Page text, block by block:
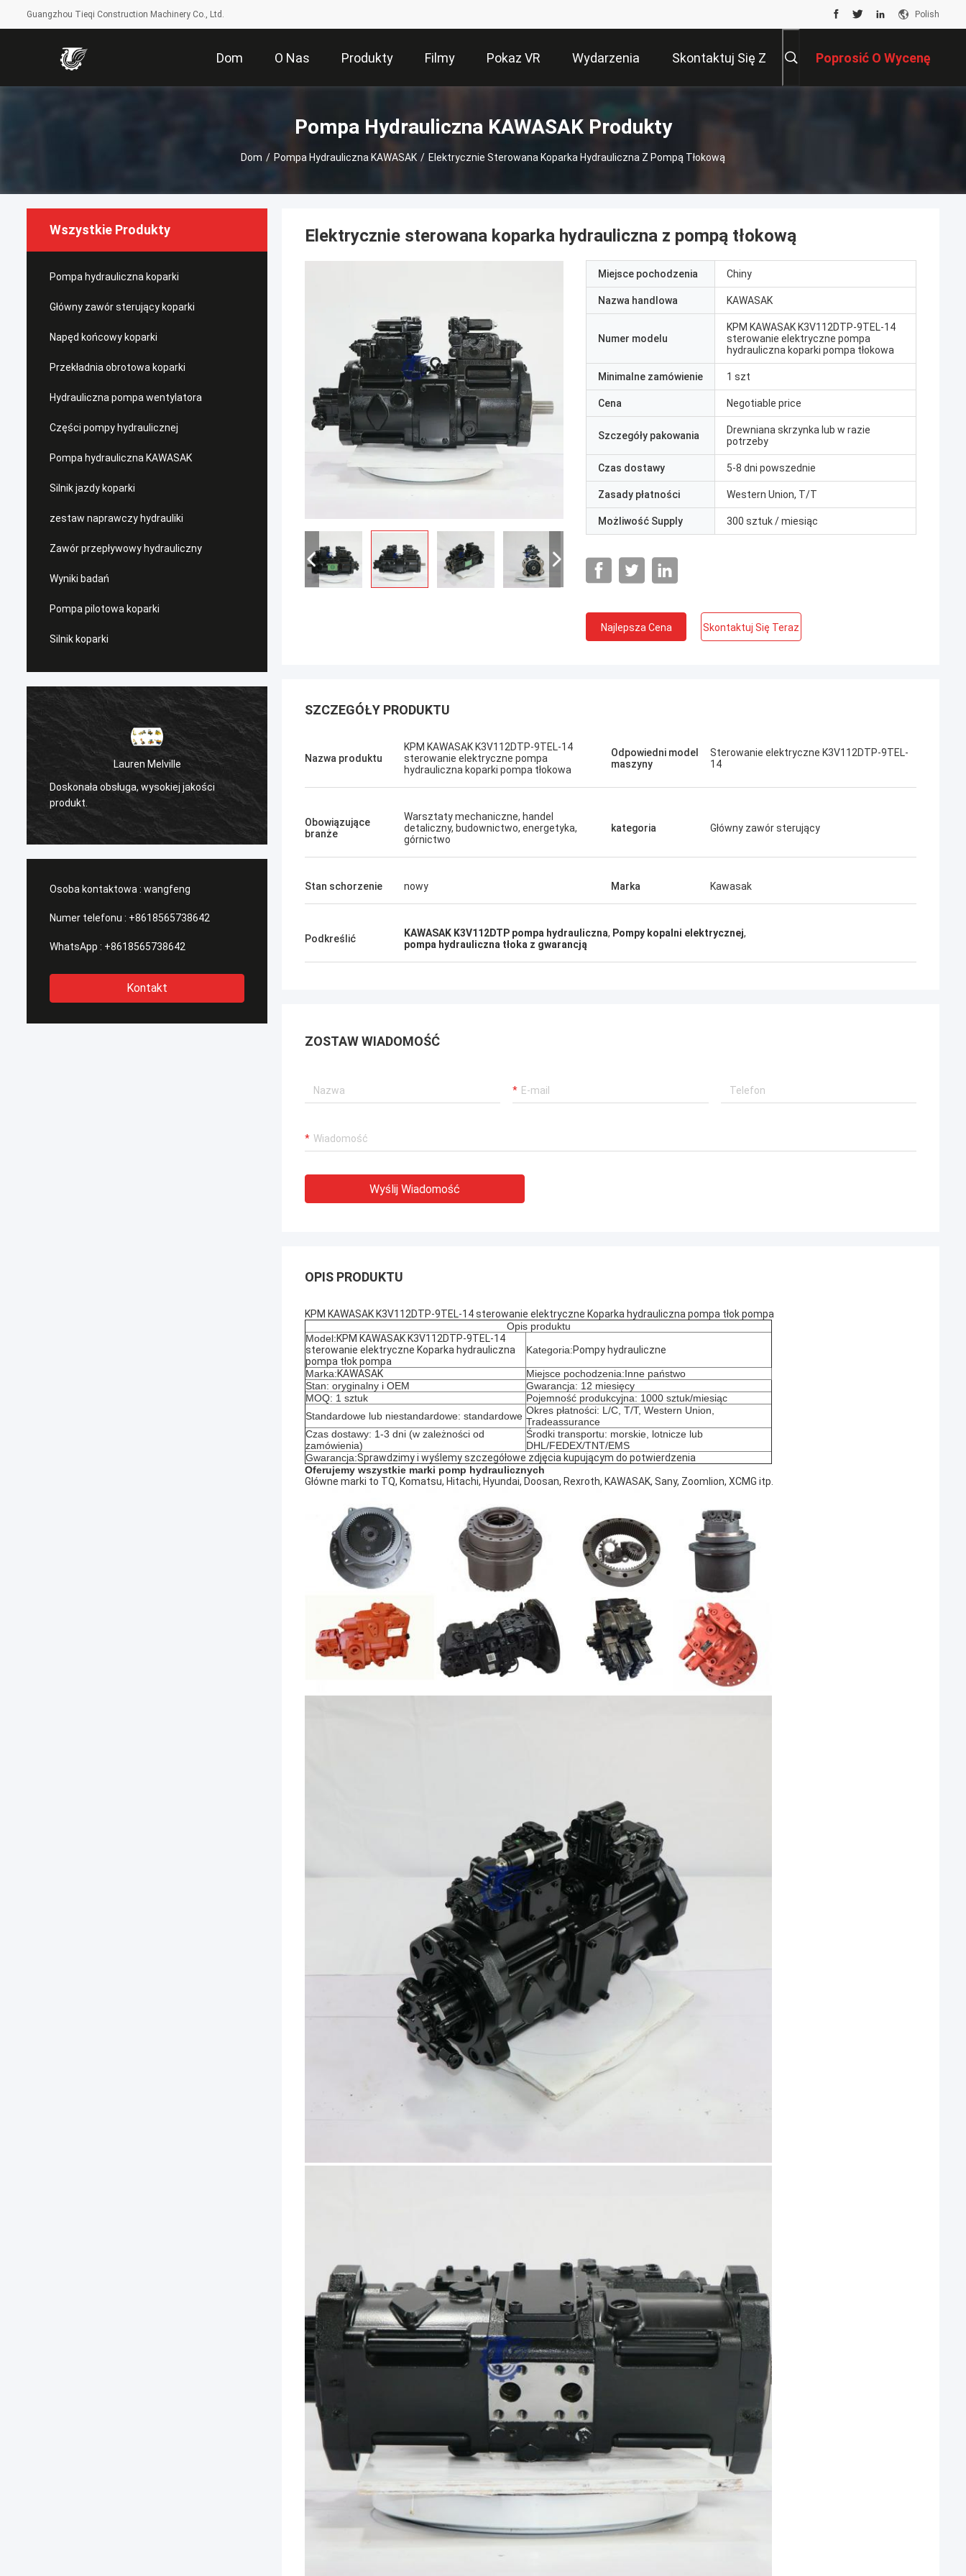
Guangzhou Tieqi Construction Machinery Co., Ltd. Polish
Dom O Nas Produkty Filmy Pokaz VR Wydarzenia Skontaktuj Się Z Poprosić O Wycenę
Pompa Hydrauliczna KAWASAK Produkty
Dom / Pompa Hydrauliczna KAWASAK / Elektrycznie Sterowana Koparka Hydrauliczna Z Pompą Tłokową
Wszystkie Produkty
Pompa hydrauliczna koparki
Główny zawór sterujący koparki
Napęd końcowy koparki
Przekładnia obrotowa koparki
Hydrauliczna pompa wentylatora
Części pompy hydraulicznej
Pompa hydrauliczna KAWASAK
Silnik jazdy koparki
zestaw naprawczy hydrauliki
Zawór przepływowy hydrauliczny
Wyniki badań
Pompa pilotowa koparki
Silnik koparki
Sanёк Нижегородский
/Serwis zarządzający, szybki ruch.
Erdenetumur Kampana
Jose
Podoba mi się ta firma. Są profesjonalni i
przyjaźni. Doskonała obsługa i przyjazne
potrzebował.
Osoba kontaktowa : wangfeng
Numer telefonu : +8618565738642
WhatsApp : +8618565738642
Kontakt
Elektrycznie sterowana koparka hydrauliczna z pompą tłokową
Miejsce pochodzenia Chiny
Nazwa handlowa KAWASAK
Numer modelu
KPM KAWASAK K3V112DTP-9TEL-14
sterowanie elektryczne pompa
hydrauliczna koparki pompa tłokowa
Minimalne zamówienie 1 szt
Cena Negotiable price
Szczegóły pakowania
Drewniana skrzynka lub w razie
potrzeby
Czas dostawy 5-8 dni powszednie
Zasady płatności Western Union, T/T
Możliwość Supply 300 sztuk / miesiąc
Najlepsza Cena Skontaktuj Się Teraz
SZCZEGÓŁY PRODUKTU
Nazwa produktu
KPM KAWASAK K3V112DTP-9TEL-14
sterowanie elektryczne pompa
hydrauliczna koparki pompa tłokowa
Odpowiedni model
maszyny
Sterowanie elektryczne K3V112DTP-9TEL-
14
Obowiązujące
branże
Warsztaty mechaniczne, handel
detaliczny, budownictwo, energetyka,
górnictwo
kategoria Główny zawór sterujący
Stan schorzenie nowy Marka Kawasak
Podkreślić KAWASAK K3V112DTP pompa hydrauliczna, Pompy kopalni elektrycznej,
pompa hydrauliczna tłoka z gwarancją
ZOSTAW WIADOMOŚĆ
Wyślij Wiadomość
OPIS PRODUKTU
KPM KAWASAK K3V112DTP-9TEL-14 sterowanie elektryczne Koparka hydrauliczna pompa tłok pompa
Opis produktu
Model:KPM KAWASAK K3V112DTP-9TEL-14
sterowanie elektryczne Koparka hydrauliczna
pompa tłok pompa
Kategoria:Pompy hydrauliczne
Marka:KAWASAK
Miejsce pochodzenia:Inne państwo
Stan: oryginalny i OEM
Gwarancja: 12 miesięcy
MOQ: 1 sztuk
Pojemność produkcyjna: 1000 sztuk/miesiąc
Standardowe lub niestandardowe: standardowe Okres płatności: L/C, T/T, Western Union,
Tradeassurance
Czas dostawy: 1-3 dni (w zależności od
zamówienia)
Środki transportu: morskie, lotnicze lub
DHL/FEDEX/TNT/EMS
Gwarancja:Sprawdzimy i wyślemy szczegółowe zdjęcia kupującym do potwierdzenia
Oferujemy wszystkie marki pomp hydraulicznych
Główne marki to TQ, Komatsu, Hitachi, Hyundai, Doosan, Rexroth, KAWASAK, Sany, Zoomlion, XCMG itp.